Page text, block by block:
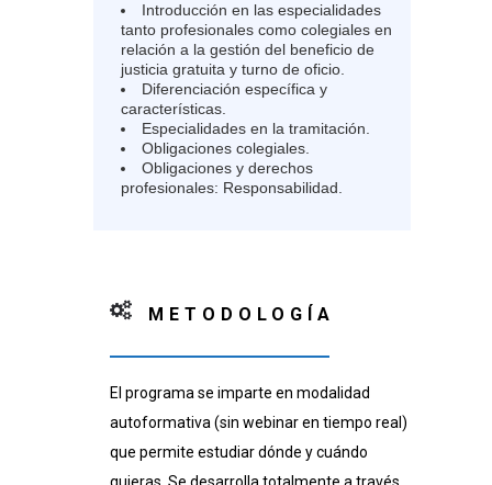
Introducción en las especialidades
tanto profesionales como colegiales en
relación a la gestión del beneficio de
justicia gratuita y turno de oficio.
Diferenciación específica y
características.
Especialidades en la tramitación.
Obligaciones colegiales.
Obligaciones y derechos
profesionales: Responsabilidad.
METODOLOGÍA
El programa se imparte en modalidad
autoformativa (sin webinar en tiempo real)
que permite estudiar dónde y cuándo